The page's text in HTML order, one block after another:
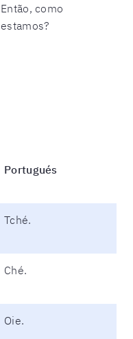
Então, como
estamos?
Portugués
Tché.
Ché.
Oie.